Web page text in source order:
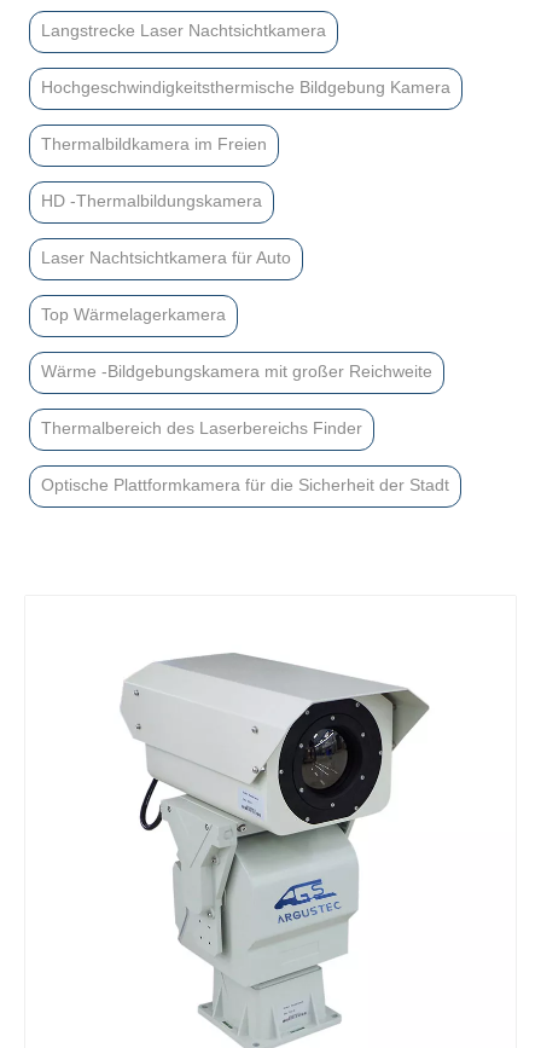
Langstrecke Laser Nachtsichtkamera
Hochgeschwindigkeitsthermische Bildgebung Kamera
Thermalbildkamera im Freien
HD -Thermalbildungskamera
Laser Nachtsichtkamera für Auto
Top Wärmelagerkamera
Wärme -Bildgebungskamera mit großer Reichweite
Thermalbereich des Laserbereichs Finder
Optische Plattformkamera für die Sicherheit der Stadt